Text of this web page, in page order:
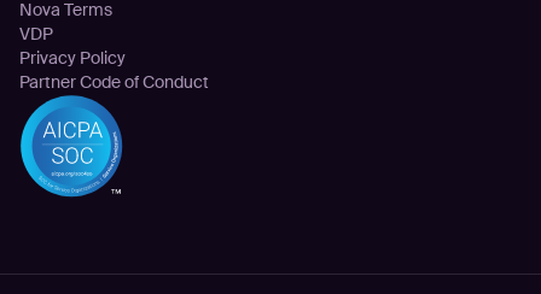
Nova Terms
VDP
Privacy Policy
Partner Code of Conduct